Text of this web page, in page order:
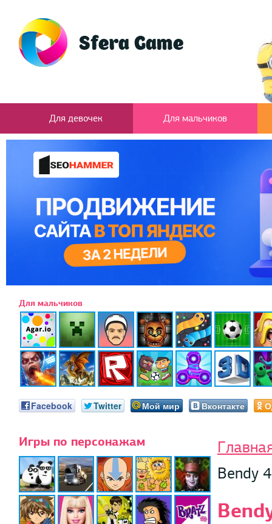
Для девочек Для мальчиков
Для мальчиков
Facebook Twitter Мой мир Вконтакте
Игры по персонажам
Bendy 4